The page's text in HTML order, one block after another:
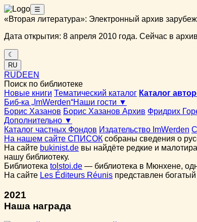
☰
«Вторая литература»: Электронный архив
Дата открытия: 8 апреля 2010 года. Сейчас в
☾
RU
RUDEEN
Поиск по библиотеке
Новые книги Тематический каталог Каталог
Биб-ка „ImWerden“Наши гости ▼
Борис Хазанов Борис Хазанов Архив Фридрих
Дополнительно ▼
Каталог частных Фондов Издательство ImWerden
На нашем сайте СПИСОК собраны сведения о
На сайте bukinist.de вы найдёте редкие и
нашу библиотеку.
Библиотека tolstoi.de — библиотека в Мюнхене,
На сайте Les Éditeurs Réunis представлен
2021
Наша награда